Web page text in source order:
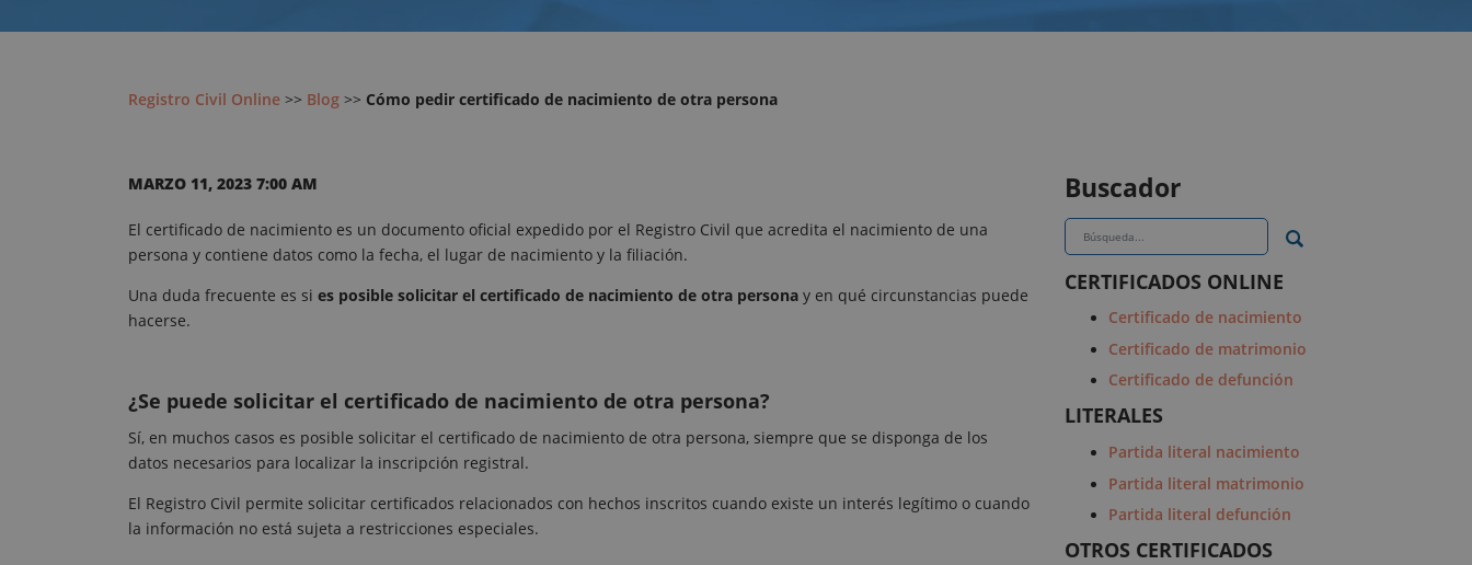
Registro Civil Online >> Blog >> Cómo pedir certificado de nacimiento de otra persona
MARZO 11, 2023 7:00 AM
El certificado de nacimiento es un documento oficial expedido por el Registro Civil que acredita el nacimiento de una
persona y contiene datos como la fecha, el lugar de nacimiento y la filiación.
Una duda frecuente es si es posible solicitar el certificado de nacimiento de otra persona y en qué circunstancias puede
hacerse.
¿Se puede solicitar el certificado de nacimiento de otra persona?
Sí, en muchos casos es posible solicitar el certificado de nacimiento de otra persona, siempre que se disponga de los
datos necesarios para localizar la inscripción registral.
El Registro Civil permite solicitar certificados relacionados con hechos inscritos cuando existe un interés legítimo o cuando
la información no está sujeta a restricciones especiales.
Buscador
CERTIFICADOS ONLINE
Certificado de nacimiento
Certificado de matrimonio
Certificado de defunción
LITERALES
Partida literal nacimiento
Partida literal matrimonio
Partida literal defunción
OTROS CERTIFICADOS